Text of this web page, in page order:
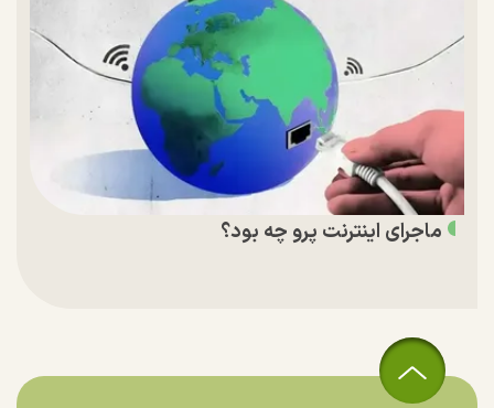
ماجرای اینترنت پرو چه بود؟